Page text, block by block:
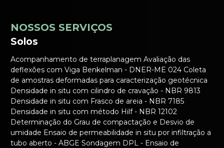
NOSSOS SERVIÇOS
Solos
Acompanhamento de terraplanagem Avaliação das
deflexões com Viga Benkelman - DNER-ME 024 Coleta
de amostras deformadas para caracterização geotécnica
Densidade in situ com cilindro de cravação - NBR 9813
Densidade in situ com Frasco de areia - NBR 7185
Densidade in situ com método Hilf - NBR 12102
Determinação do Grau de compactação e Desvio de
umidade Ensaio de permeabilidade in situ por infiltração a
tubo aberto - ABGE Sondagem DPL - Ensaio de